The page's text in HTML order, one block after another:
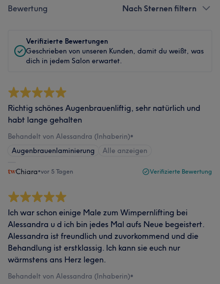
Bewertung Nach Sternen filtern
Verifizierte Bewertungen
Geschrieben von unseren Kunden, damit du weißt, was
dich in jedem Salon erwartet.
Richtig schönes Augenbrauenliftig, sehr natürlich und
habt lange gehalten
Behandelt von Alessandra (Inhaberin)•
Augenbrauenlaminierung
Alle anzeigen
Chiara•vor 5 Tagen Verifizierte Bewertung
Ich war schon einige Male zum Wimpernlifting bei
Alessandra u d ich bin jedes Mal aufs Neue begeistert.
Alessandra ist freundlich und zuvorkommend und die
Behandlung ist erstklassig. Ich kann sie euch nur
wärmstens ans Herz legen.
Behandelt von Alessandra (Inhaberin)•